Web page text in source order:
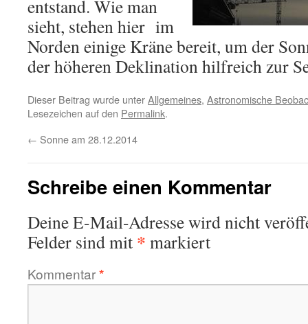
entstand. Wie man
sieht, stehen hier im
Norden einige Kräne bereit, um der
der höheren Deklination hilfreich zur
Dieser Beitrag wurde unterAllgemeines, Astronomische
Lesezeichen auf den Permalink.
← Sonne am 28.12.2014
Schreibe einen Kommentar
Deine E-Mail-Adresse wird nicht
Felder sind mit * markiert
Kommentar*